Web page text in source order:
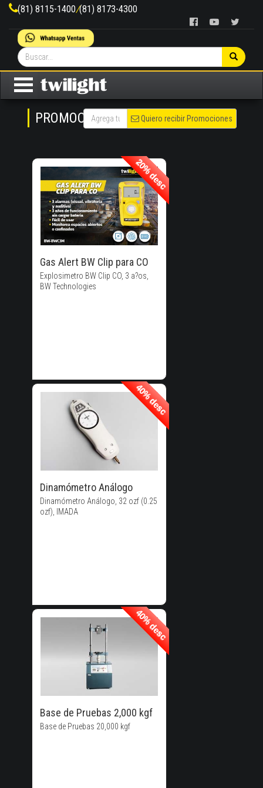
(81) 8115-1400/(81) 8173-4300
PROMOCIONES Quiero recibir Promociones
20% desc
Gas Alert BW Clip para CO
Explosimetro BW Clip CO, 3 a?os,
BW Technologies
20% desc
20% de
Descuento!
40% desc
Dinamómetro Análogo
Dinamómetro Análogo, 32 ozf (0.25
ozf), IMADA
40% desc
40% de
Descuento!
40% desc
Base de Pruebas 2,000 kgf
Base de Pruebas 20,000 kgf
40% desc
40% de
Descuento!